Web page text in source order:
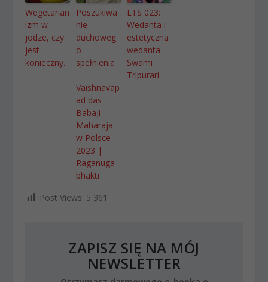
Wegetarian
izm w
jodze, czy
jest
konieczny.
Poszukiwa
nie
duchoweg
o
spełnienia
–
Vaishnavap
ad das
Babaji
Maharaja
w Polsce
2023 |
Raganuga
bhakti
LTS 023:
Wedanta i
estetyczna
wedanta –
Swami
Tripurari
Post Views: 5 361
ZAPISZ SIĘ NA MÓJ
NEWSLETTER